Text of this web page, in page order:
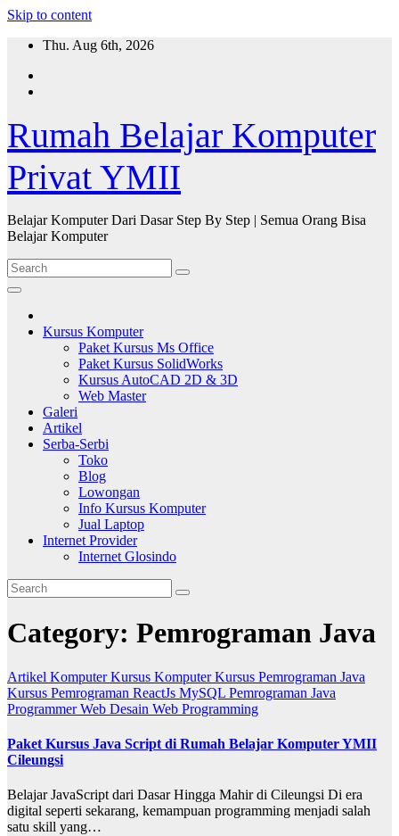
Skip to content
Thu. Aug 6th, 2026
Rumah Belajar Komputer
Privat YMII
Belajar Komputer Dari Dasar Step By Step | Semua Orang Bisa
Belajar Komputer
Kursus Komputer
Paket Kursus Ms Office
Paket Kursus SolidWorks
Kursus AutoCAD 2D & 3D
Web Master
Galeri
Artikel
Serba-Serbi
Toko
Blog
Lowongan
Info Kursus Komputer
Jual Laptop
Internet Provider
Internet Glosindo
Category: Pemrograman Java
Artikel KomputerKursus KomputerKursus Pemrograman Java
Kursus Pemrograman ReactJs MySQL Pemrograman Java
ProgrammerWeb Desain Web Programming
Paket Kursus Java Script di Rumah Belajar Komputer YMII
Cileungsi
Belajar JavaScript dari Dasar Hingga Mahir di Cileungsi Di era
digital seperti sekarang, kemampuan programming menjadi salah
satu skill yang…